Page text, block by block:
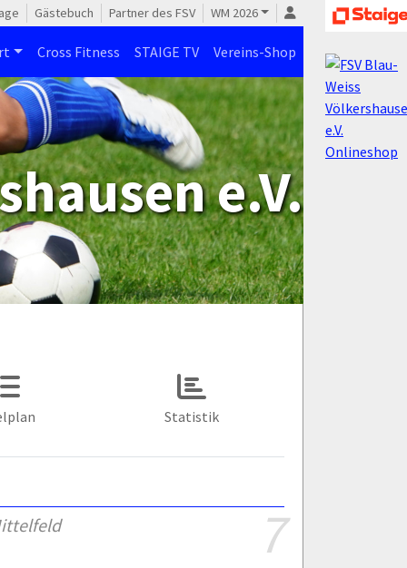
Gästebuch Partner des FSV WM 2026
Cross Fitness STAIGE TV Vereins-Shop
e.V.
Statistik
7